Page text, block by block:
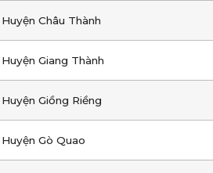
Huyện Châu Thành
Huyện Giang Thành
Huyện Giồng Riềng
Huyện Gò Quao